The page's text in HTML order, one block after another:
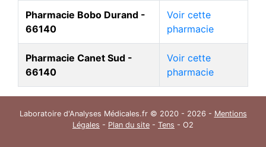
Pharmacie Bobo Durand -
66140
Voir cette
pharmacie
Pharmacie Canet Sud -
66140
Voir cette
pharmacie
Laboratoire d'Analyses Médicales.fr © 2020 - 2026 - Mentions
Légales - Plan du site - Tens - O2